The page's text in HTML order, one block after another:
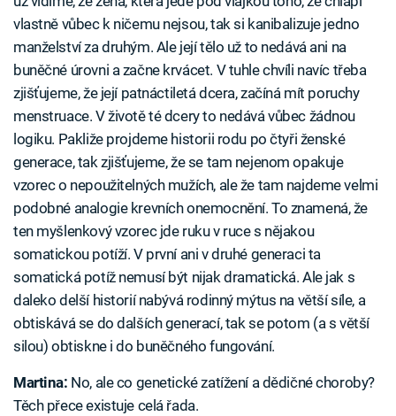
vlastně vůbec k ničemu nejsou, tak si kanibalizuje jedno
manželství za druhým. Ale její tělo už to nedává ani na
buněčné úrovni a začne krvácet. V tuhle chvíli navíc třeba
zjišťujeme, že její patnáctiletá dcera, začíná mít poruchy
menstruace. V životě té dcery to nedává vůbec žádnou
logiku. Pakliže projdeme historii rodu po čtyři ženské
generace, tak zjišťujeme, že se tam nejenom opakuje
vzorec o nepoužitelných mužích, ale že tam najdeme velmi
podobné analogie krevních onemocnění. To znamená, že
ten myšlenkový vzorec jde ruku v ruce s nějakou
somatickou potíží. V první ani v druhé generaci ta
somatická potíž nemusí být nijak dramatická. Ale jak s
daleko delší historií nabývá rodinný mýtus na větší síle, a
obtiskává se do dalších generací, tak se potom (a s větší
silou) obtiskne i do buněčného fungování.
Martina: No, ale co genetické zatížení a dědičné choroby?
Těch přece existuje celá řada.